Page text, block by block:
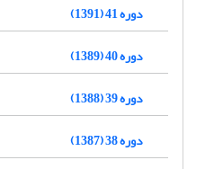
دوره 41 (1391)
دوره 40 (1389)
دوره 39 (1388)
دوره 38 (1387)